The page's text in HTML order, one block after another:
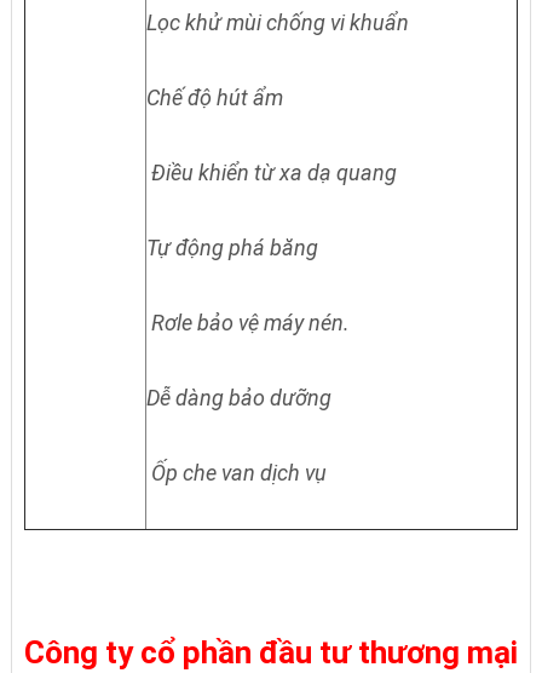
Lọc khử mùi chống vi khuẩn
Chế độ hút ẩm
Điều khiển từ xa dạ quang
Tự động phá băng
Rơle bảo vệ máy nén.
Dễ dàng bảo dưỡng
Ốp che van dịch vụ
Công ty cổ phần đầu tư thương mại